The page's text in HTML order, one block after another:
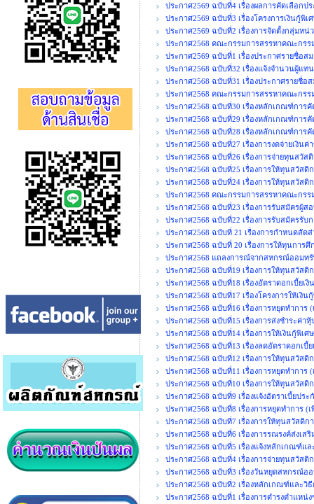
ประกาศ2569 ฉบับที่4 เรื่องผลการคัดเลือกป
ประกาศ2569 ฉบับที่3 เรื่องโครงการเงินกู้พิ
ประกาศ2569 ฉบับที่2 เรื่องการจัดตั้งกลุ่มหน่
ประกาศ2568 คณะกรรมการสรรหาคณะกรร
ประกาศ2569 ฉบับที่1 เรื่องประกาศรายชื่อ
ประกาศ2568 ฉบับที่32 เรื่องแจ้งจำนวนผู้แท
ประกาศ2568 ฉบับที่31 เรื่องประกาศรายชื่
ประกาศ2568 คณะกรรมการสรรหาคณะกรร
ประกาศ2568 ฉบับที่30 เรื่องหลักเกณฑ์การ
ประกาศ2568 ฉบับที่29 เรื่องหลักเกณฑ์การคั
ประกาศ2568 ฉบับที่28 เรื่องหลักเกณฑ์การ
ประกาศ2568 ฉบับที่27 เรื่องการงดจ่ายเงิน
ประกาศ2568 ฉบับที่26 เรื่องการจ่ายทุนสวัส
ประกาศ2568 ฉบับที่25 เรื่องการให้ทุนสวัส
ประกาศ2568 ฉบับที่24 เรื่องการให้ทุนสวัสดิ
ประกาศ2568 คณะกรรมการสรรหาคณะกรร
ประกาศ2568 ฉบับที่23 เรื่องการรับสมัครผู้ส
ประกาศ2568 ฉบับที่22 เรื่องการรับสมัครรับ
ประกาศ2568 ฉบับที่ 21 เรื่องการกำหนดสัด
ประกาศ2568 ฉบับที่ 20 เรื่องการให้ทุนการ
ประกาศ2568 แถลงการณ์จากสหกรณ์ออม
ประกาศ2568 ฉบับที่19 เรื่องการให้ทุนสวัสดิ
ประกาศ2568 ฉบับที่18 เรื่องอัตราดอกเบี้ยเ
ประกาศ2568 ฉบับที่17 เรื่องโครงการให้เงิน
ประกาศ2568 ฉบับที่16 เรื่องการหยุดทำการ (
ประกาศ2568 ฉบับที่15 เรื่องการส่งชำระค่า
ประกาศ2568 ฉบับที่14 เรื่องการให้เงินกู้พิเ
ประกาศ2568 ฉบับที่13 เรื่องลดอัตราดอกเบี้
ประกาศ2568 ฉบับที่12 เรื่องการให้ทุนสวัสดิ
ประกาศ2568 ฉบับที่11 เรื่องการหยุดทำการ (
ประกาศ2568 ฉบับที่10 เรื่องการให้ทุนสวัสดิ
ประกาศ2568 ฉบับที่9 เรื่องแจ้งอัตราเบี้ยปร
ประกาศ2568 ฉบับที่8 เรื่องการหยุดทำการ (เ
ประกาศ2568 ฉบับที่7 เรื่องการให้ทุนสวัสดิก
ประกาศ2568 ฉบับที่6 เรื่องการรณรงค์ส่งเส
ประกาศ2568 ฉบับที่5 เรื่องแจ้งหลักเกณฑ์แ
ประกาศ2568 ฉบับที่4 เรื่องการจ่ายทุนสวัสติ
ประกาศ2568 ฉบับที่3 เรื่องวันหยุดสหกรณ์
ประกาศ2568 ฉบับที่2 เรื่องหลักเกณฑ์และวิ
ประกาศ2568 ฉบับที่1 เรื่องการดำรงตำแห